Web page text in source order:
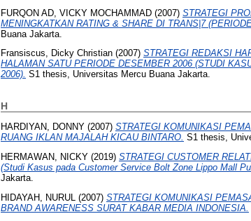
FURQON AD, VICKY MOCHAMMAD (2007) STRATEGI
MENINGKATKAN RATING & SHARE DI TRANS|7
Buana Jakarta.
Fransiscus, Dicky Christian (2007) STRATEGI REDAKSI
HALAMAN SATU PERIODE DESEMBER 2006 (STUDI
2006). S1 thesis, Universitas Mercu Buana Jakarta.
H
HARDIYAN, DONNY (2007) STRATEGI KOMUNIKASI
RUANG IKLAN MAJALAH KICAU BINTARO. S1 thesis,
HERMAWAN, NICKY (2019) STRATEGI CUSTOMER
(Studi Kasus pada Customer Service Bolt Zone Lippo Mall
Jakarta.
HIDAYAH, NURUL
(2007) STRATEGI KOMUNIKASI
BRAND AWARENESS SURAT KABAR MEDIA INDONESIA.